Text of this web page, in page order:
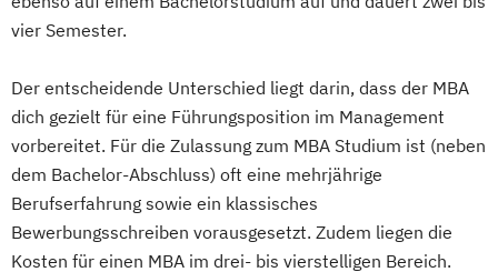
vier Semester.
Der entscheidende Unterschied liegt darin, dass der MBA
dich gezielt für eine Führungsposition im Management
vorbereitet. Für die Zulassung zum MBA Studium ist (neben
dem Bachelor-Abschluss) oft eine mehrjährige
Berufserfahrung sowie ein klassisches
Bewerbungsschreiben vorausgesetzt. Zudem liegen die
Kosten für einen MBA im drei- bis vierstelligen Bereich.